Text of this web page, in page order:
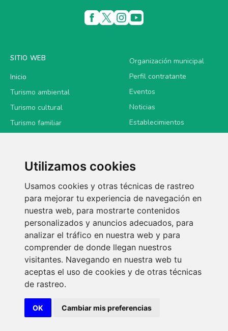
Utilizamos cookies
Usamos cookies y otras técnicas de rastreo
para mejorar tu experiencia de navegación en
nuestra web, para mostrarte contenidos
personalizados y anuncios adecuados, para
analizar el tráfico en nuestra web y para
comprender de donde llegan nuestros
visitantes. Navegando en nuestra web tu
aceptas el uso de cookies y de otras técnicas
de rastreo.
OK Cambiar mis preferencias
SITIO WEB
Inicio
Turismo ambiental
Turismo cultural
Turismo familiar
Organización municipal
Perfil contratante
Eventos
Noticias
Establecimientos
LEGAL
Política de privacidad